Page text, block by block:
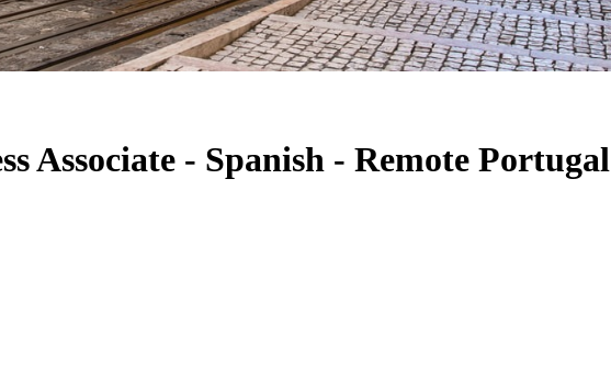
Associate - Spanish - Remote Portugal